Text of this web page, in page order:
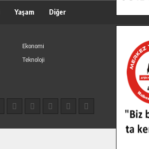
Yaşam Diğer
Ekonomi
Teknoloji